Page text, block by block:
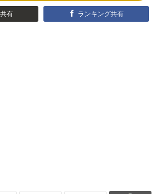
有 ランキング共有